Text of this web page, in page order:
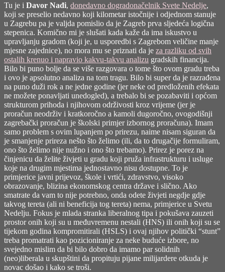
Tu je i Davor Nađi, donedavno dogradonačelnik Svete Nedelje,
koji se preselio nedavno koji kilometar istočnije i odjednom stanuje
u Zagrebu pa je valjda pomislio da je Zagreb prva sljedeća logična
stepenica. Komično mi je slušati kada kaže da ima iskustvo u
upravljanju gradom (koji je, u usporedbi s Zagrebom veličine manje
mjesne zajednice), no mora mu se priznati da je za razliku od svih
ostalih krenuo i napravio kakvu-takvu analizu gradskih financija.
Bilo bi puno bolje da se više razgovara o tome što ovom gradu treba
i ovo je apsolutno analiza na tom tragu. Bilo bi super da je razrađena
na puno duži rok a ne jedne godine (jer neke od predloženih efekata
ne možete ponavljati unedogled), a trebalo bi se pozabaviti i općom
strukturom prihoda i njihovom održivosti kroz vrijeme (jer je
proračun neodrživ i kratkoročno a kamoli dugoročno, ovogodišnji
zagrebački proračun je školski primjer izbornog proračuna). Imam
samo problem s ovim lupanjem po prirezu, naime nisam siguran da
je smanjenje prireza nešto što želimo (ili, da to drugačije formuliram,
ono što želimo nije nužno i ono što trebamo). Prirez je porez na
činjenicu da želite živjeti u gradu koji pruža infrastrukturu i usluge
koje na drugim mjestima jednostavno nisu dostupne. To je
primjerice javni prijevoz, škole i vrtići, zdravstvo, visoko
obrazovanje, blizina ekonomskog centra države i slično. Ako
smatrate da vam to nije potrebno, onda odete živjeti negdje gdje
takvog tereta (ali ni beneficija tog tereta) nema, primjerice u Svetu
Nedelju. Fokus je mlada stranka liberalnog tipa i pokušava zauzeti
prostor onih koji su u međuvremenu nestali (HNS) ili onih koji su se
tijekom godina kompromitirali (HSLS) i ovaj njihov politički “stunt”
treba promatrati kao pozicioniranje za neke buduće izbore, no
svejedno mislim da bi bilo dobro da imamo par solidnih
(neo)liberala u skupštini da propituju pijane milijardere otkuda je
novac došao i kako se troši.